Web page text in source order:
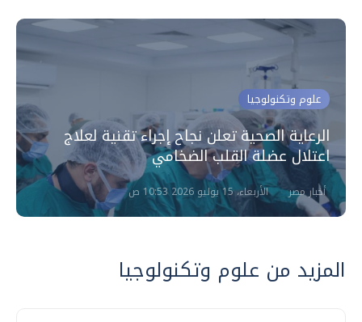
علوم وتكنولوجيا
الرعاية الصحية تعلن نجاح إجراء تقنية لعلاج
اعتلال عضلة القلب الضخامي
أخبار مصر الأربعاء، 15 يوليو 2026 10:53 ص
المزيد من علوم وتكنولوجيا